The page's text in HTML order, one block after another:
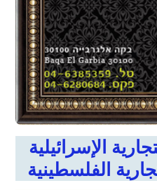
الإسرائيلية
الفلسطينية